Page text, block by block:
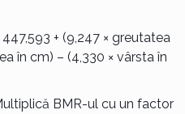
+ (9,247 × greutatea
în cm) – (4,330 × vârsta în
BMR-ul cu un factor